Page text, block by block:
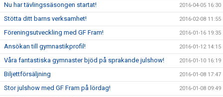
Nu har tävlingssäsongen startat! 2016-04-05 16:30
Stötta ditt barns verksamhet! 2016-02-08 11:55
Föreningsutveckling med GF Fram! 2016-01-16 19:35
Ansökan till gymnastikprofil! 2016-01-12 14:15
Våra fantastiska gymnaster bjöd på sprakande julshow! 2016-01-10 16:19
Biljettförsäljning 2016-01-08 17:47
Stor julshow med GF Fram på lördag! 2016-01-08 09:49